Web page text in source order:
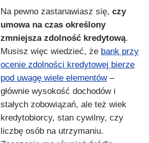
Na pewno zastanawiasz się, czy
umowa na czas określony
zmniejsza zdolność kredytową.
Musisz więc wiedzieć, że bank przy
ocenie zdolności kredytowej bierze
pod uwagę wiele elementów–
głównie wysokość dochodów i
stałych zobowiązań, ale też wiek
kredytobiorcy, stan cywilny, czy
liczbę osób na utrzymaniu.